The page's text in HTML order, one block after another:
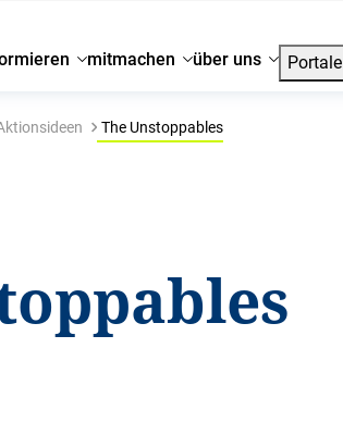
mitmachen über uns Portale
The Unstoppables